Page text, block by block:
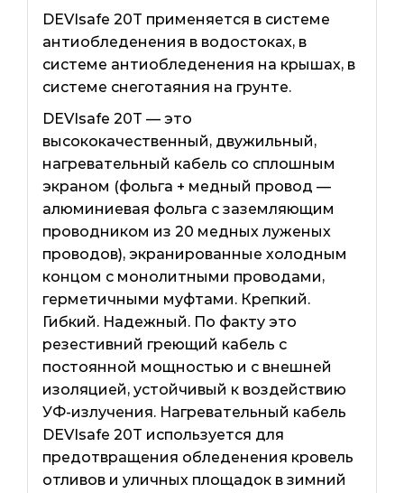
DEVIsafe 20T применяется в системе
антиобледенения в водостоках, в
системе антиобледенения на крышах, в
системе снеготаяния на грунте.
DEVIsafe 20T — это
высококачественный, двужильный,
нагревательный кабель со сплошным
экраном (фольга + медный провод —
алюминиевая фольга с заземляющим
проводником из 20 медных луженых
проводов), экранированные холодным
концом с монолитными проводами,
герметичными муфтами. Крепкий.
Гибкий. Надежный. По факту это
резестивний греющий кабель с
постоянной мощностью и с внешней
изоляцией, устойчивый к воздействию
УФ-излучения. Нагревательный кабель
DEVIsafe 20T используется для
предотвращения обледенения кровель
отливов и уличных площадок в зимний